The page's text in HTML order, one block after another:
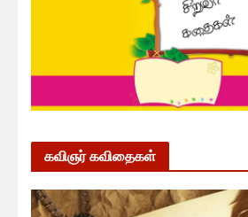
கவிஞர் கவிதைகள்